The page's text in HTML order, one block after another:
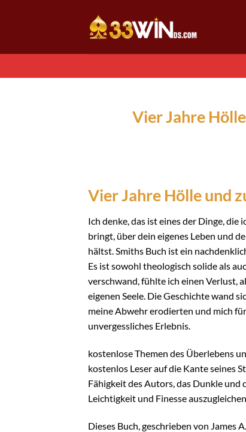
dung
Vier Jahre
Vier Jahre Hölle und
Ich denke, das ist eines der Dinge, die
bringt, über dein eigenes Leben und
hältst. Smiths Buch ist ein
Es ist sowohl theologisch solide als
verschwand, fühlte ich einen Verlust,
eigenen Seele. Die Geschichte wand
meine Abwehr erodierten und mich
unvergessliches Erlebnis.
kostenlose Themen des Überlebens
kostenlos Leser auf die Kante seines
Fähigkeit des Autors, das Dunkle und
Leichtigkeit und Finesse
Dieses Buch, geschrieben von James